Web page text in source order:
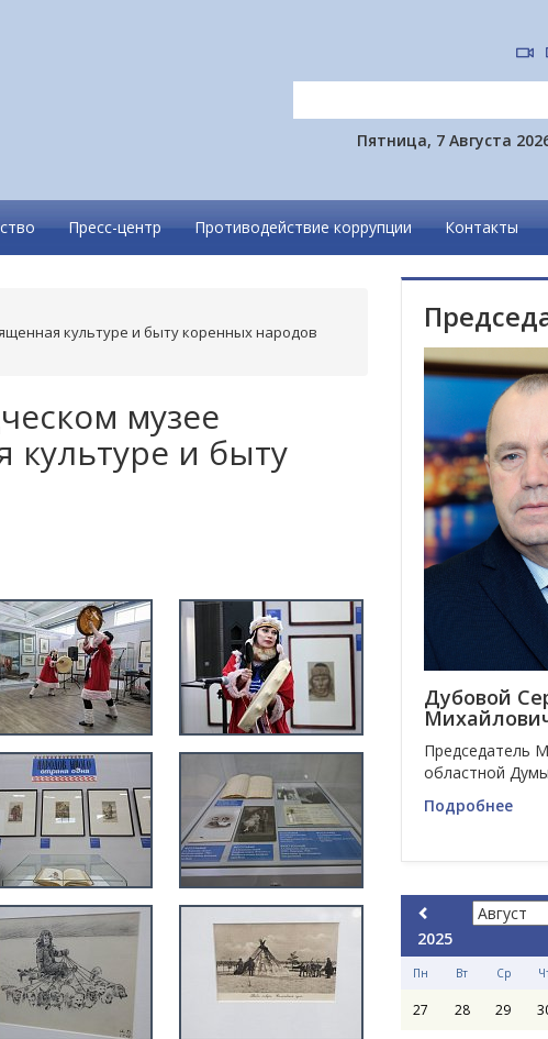
Пятница, 7 Августа
Пресс-центр Противодействие коррупции Контакты
культуре и быту коренных народов
музее
культуре и быту
Дубовой
Председатель
областной Думы
Подробнее
2025
Пн Вт Ср
27 28 29